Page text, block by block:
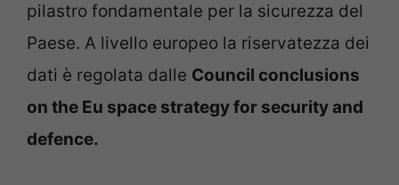
pilastro fondamentale per la sicurezza del
Paese. A livello europeo la riservatezza dei
dati è regolata dalle Council conclusions
on the Eu space strategy for security and
defence.